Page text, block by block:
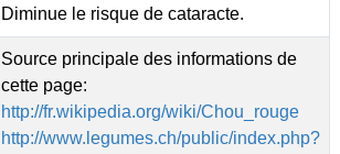
Diminue le risque de cataracte.
Source principale des informations de
cette page:
http://fr.wikipedia.org/wiki/Chou_rouge
http://www.legumes.ch/public/index.php?